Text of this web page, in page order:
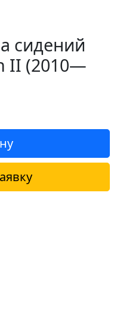
сидений
II (2010—